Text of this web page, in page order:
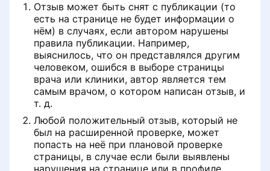
Отзыв может быть снят с публикации (то
есть на странице не будет информации о
нём) в случаях, если автором нарушены
правила публикации. Например,
выяснилось, что он представлялся другим
человеком, ошибся в выборе страницы
врача или клиники, автор является тем
самым врачом, о котором написан отзыв, и
т. д.
Любой положительный отзыв, который не
был на расширенной проверке, может
попасть на неё при плановой проверке
страницы, в случае если были выявлены
нарушения на странице или в профиле